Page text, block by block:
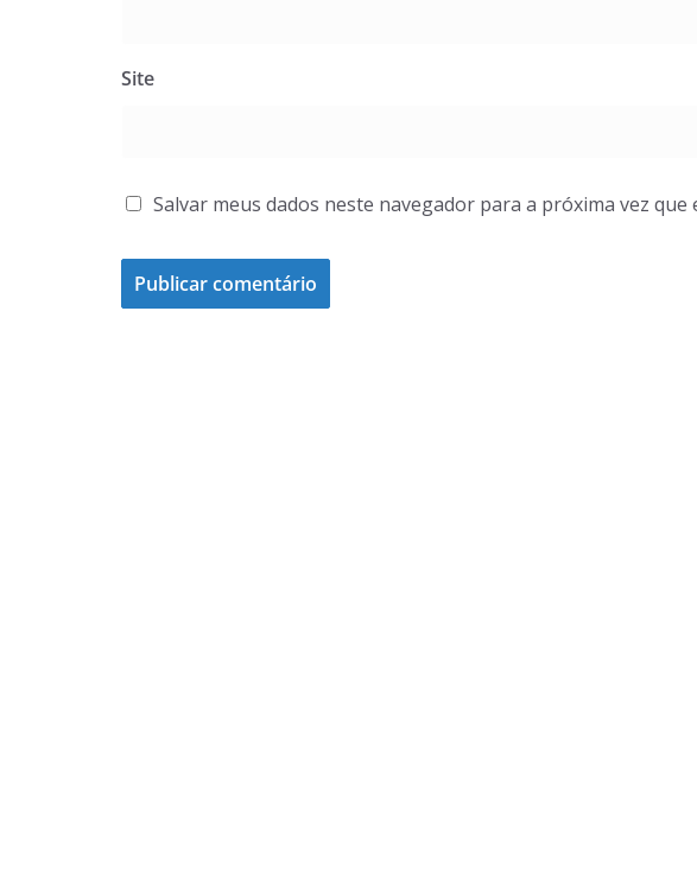
Site
Salvar meus dados neste navegador para a próxima vez que